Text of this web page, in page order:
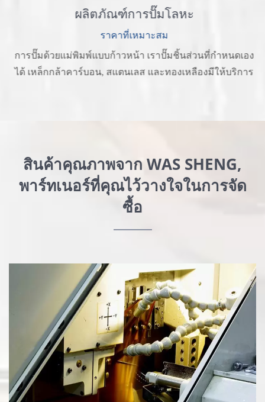
ผลิตภัณฑ์การปั๊มโลหะ
ราคาที่เหมาะสม
การปั๊มด้วยแม่พิมพ์แบบก้าวหน้า เราปั๊มชิ้นส่วนที่กำหนดเอง
ได้ เหล็กกล้าคาร์บอน, สแตนเลส และทองเหลืองมีให้บริการ
สินค้าคุณภาพจาก WAS SHENG,
พาร์ทเนอร์ที่คุณไว้วางใจในการจัด
ซื้อ